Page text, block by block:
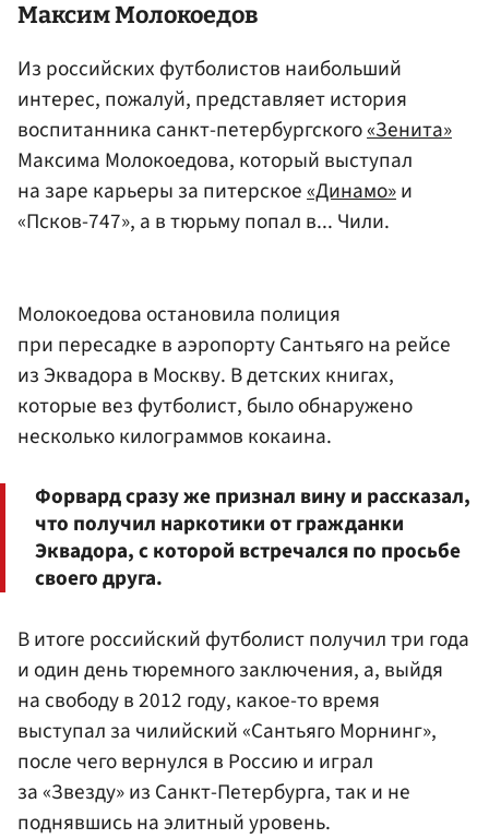
Максим Молокоедов
Из российских футболистов наибольший
интерес, пожалуй, представляет история
воспитанника санкт-петербургского«Зенита»
Максима Молокоедова, который выступал
на заре карьеры за питерское«Динамо»и
«Псков-747», а в тюрьму попал в... Чили.
Молокоедова остановила полиция
при пересадке в аэропорту Сантьяго на рейсе
из Эквадора в Москву. В детских книгах,
которые вез футболист, было обнаружено
несколько килограммов кокаина.
Форвард сразу же признал вину и рассказал,
что получил наркотики от гражданки
Эквадора, с которой встречался по просьбе
своего друга.
В итоге российский футболист получил три года
и один день тюремного заключения, а, выйдя
на свободу в 2012 году, какое-то время
выступал за чилийский «Сантьяго Морнинг»,
после чего вернулся в Россию и играл
за «Звезду» из Санкт-Петербурга, так и не
поднявшись на элитный уровень.